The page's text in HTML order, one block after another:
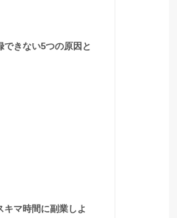
きない5つの原因と
マ時間に副業しよ